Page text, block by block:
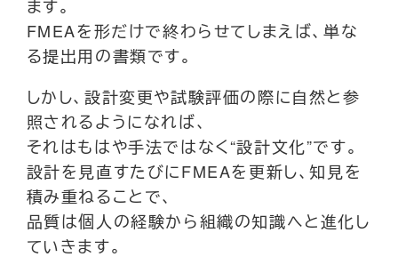
ます。
FMEAを形だけで終わらせてしまえば、単な
る提出用の書類です。
しかし、設計変更や試験評価の際に自然と参
照されるようになれば、
それはもはや手法ではなく“設計文化”です。
設計を見直すたびにFMEAを更新し、知見を
積み重ねることで、
品質は個人の経験から組織の知識へと進化し
ていきます。